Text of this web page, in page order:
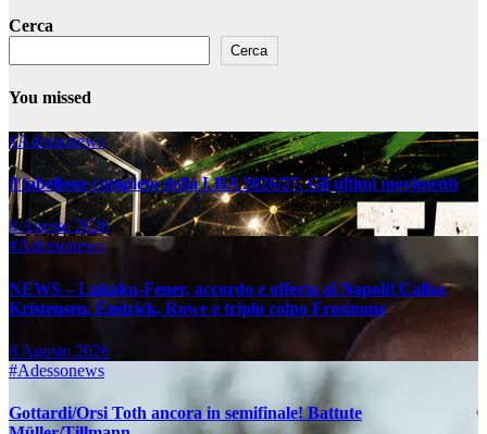
Cerca
Cerca
You missed
#Adessonews
il tabellone completo della LBA 2026/27. Gli ultimi movimenti
8 Agosto 2026
#Adessonews
NEWS – Lukaku-Fener, accordo e offerta al Napoli! Calha,
Kristensen, Endrick, Rowe e triplo colpo Frosinone
8 Agosto 2026
#Adessonews
Gottardi/Orsi Toth ancora in semifinale! Battute